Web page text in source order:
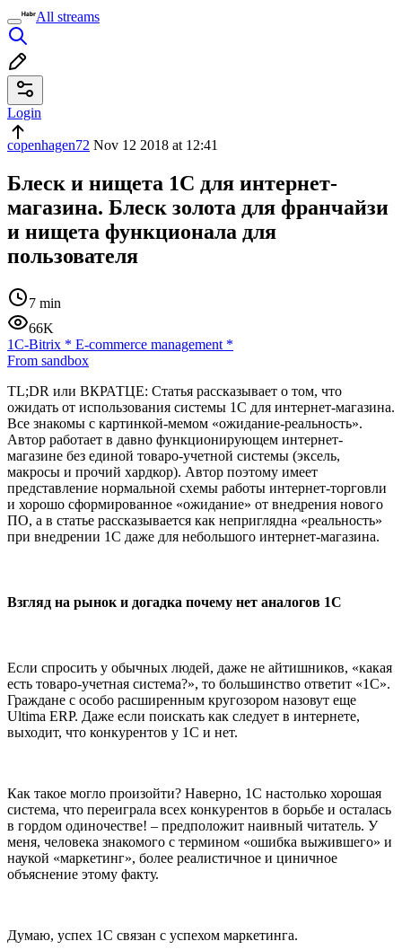
All streams
Login
copenhagen72 Nov 12 2018 at 12:41
Блеск и нищета 1С для интернет-
магазина. Блеск золота для франчайзи
и нищета функционала для
пользователя
7 min
66K
1С-Bitrix * E-commerce management *
From sandbox
TL;DR или ВКРАТЦЕ: Статья рассказывает о том, что
ожидать от использования системы 1С для интернет-магазина.
Все знакомы с картинкой-мемом «ожидание-реальность».
Автор работает в давно функционирующем интернет-
магазине без единой товаро-учетной системы (эксель,
макросы и прочий хардкор). Автор поэтому имеет
представление нормальной схемы работы интернет-торговли
и хорошо сформированное «ожидание» от внедрения нового
ПО, а в статье рассказывается как неприглядна «реальность»
при внедрении 1С даже для небольшого интернет-магазина.
Взгляд на рынок и догадка почему нет аналогов 1С
Если спросить у обычных людей, даже не айтишников, «какая
есть товаро-учетная система?», то большинство ответит «1С».
Граждане с особо расширенным кругозором назовут еще
Ultima ERP. Даже если поискать как следует в интернете,
выходит, что конкурентов у 1С и нет.
Как такое могло произойти? Наверно, 1С настолько хорошая
система, что переиграла всех конкурентов в борьбе и осталась
в гордом одиночестве! – предположит наивный читатель. У
меня, человека знакомого с термином «ошибка выжившего» и
наукой «маркетинг», более реалистичное и циничное
объяснение этому факту.
Думаю, успех 1С связан с успехом маркетинга.